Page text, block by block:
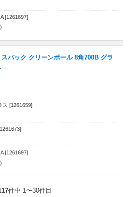
[1261697]
スパック クリーンボール 8角700B グラ
ス [1261659]
[1261697]
件中 1〜30件目